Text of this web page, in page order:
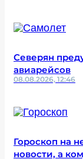
Северян
авиарейсов
08.08.2026, 12:46
Гороскоп на
новости, а